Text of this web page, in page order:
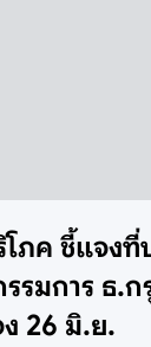
ภค ชี้แจงที่
มการ ธ.ก
26 มิ.ย.